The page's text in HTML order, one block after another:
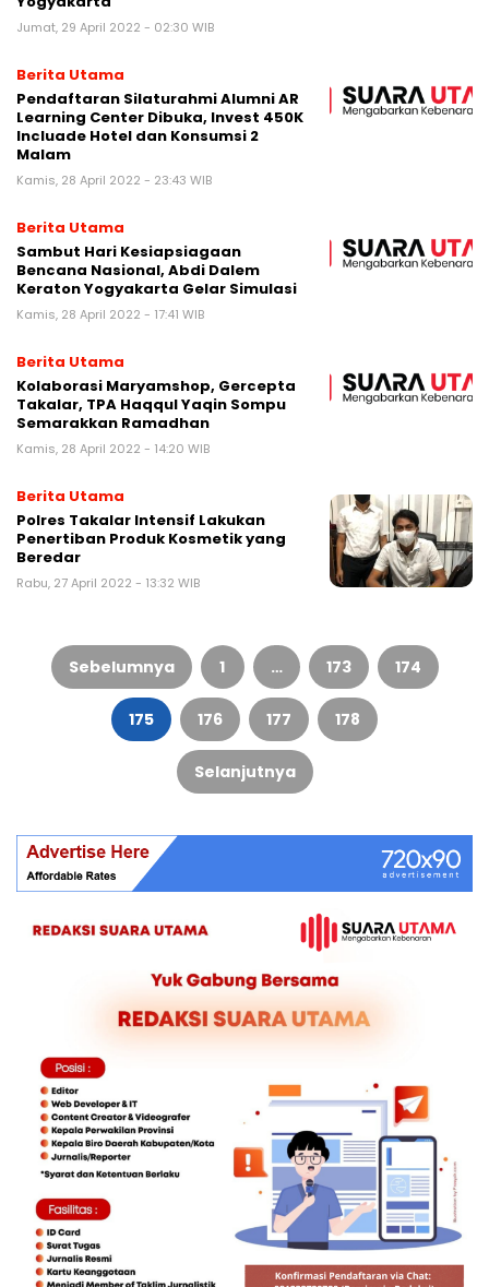
Jumat, 29 April 2022 - 02:30 WIB
Berita Utama
Pendaftaran Silaturahmi Alumni AR
Learning Center Dibuka, Invest 450K
Incluade Hotel dan Konsumsi 2
Malam
Kamis, 28 April 2022 - 23:43 WIB
Berita Utama
Sambut Hari Kesiapsiagaan
Bencana Nasional, Abdi Dalem
Keraton Yogyakarta Gelar Simulasi
Kamis, 28 April 2022 - 17:41 WIB
Berita Utama
Kolaborasi Maryamshop, Gercepta
Takalar, TPA Haqqul Yaqin Sompu
Semarakkan Ramadhan
Kamis, 28 April 2022 - 14:20 WIB
Berita Utama
Polres Takalar Intensif Lakukan
Penertiban Produk Kosmetik yang
Beredar
Rabu, 27 April 2022 - 13:32 WIB
Paginasi
posSebelumnya 1 … 173 174
175 176 177 178
Selanjutnya